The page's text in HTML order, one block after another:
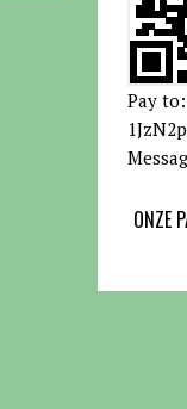
Pay to:
ONZE